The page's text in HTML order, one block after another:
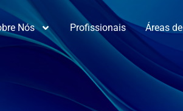
Nós Profissionais Áreas